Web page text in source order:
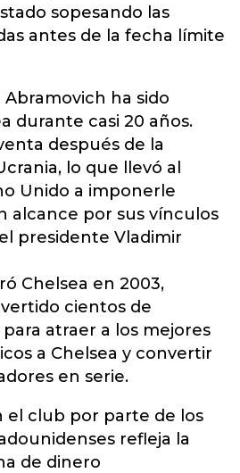
sopesando las
antes de la fecha límite
ha sido
durante casi 20 años.
después de la
lo que llevó al
Unido a imponerle
alcance por sus vínculos
presidente Vladimir
Chelsea en 2003,
cientos de
atraer a los mejores
a Chelsea y convertir
en serie.
el club por parte de los
refleja la
de dinero